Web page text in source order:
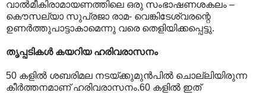
വാൽമീകിരാമായണത്തിലെ ഒരു സംഭാഷണശകലം –
കൌസല്യാ സുപ്രജാ രാമ- വെങ്കിടേശ്വരന്റെ
ഉണർത്തുപാട്ടാകാമെന്നു വരെ തെളിയിക്കപ്പെട്ടു.
തൃപ്പടികൾ കയറിയ ഹരിവരാസനം
50 കളിൽ ശബരിമല നടയ്ക്കുമുൻപിൽ ചൊല്ലിയിരുന്ന
കീർത്തനമാണ് ഹരിവരാസനം.60 കളിൽ ഇത്